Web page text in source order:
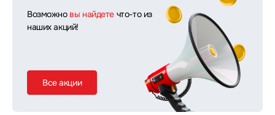
Возможно вы найдете что-то из
наших акций!
Все акции